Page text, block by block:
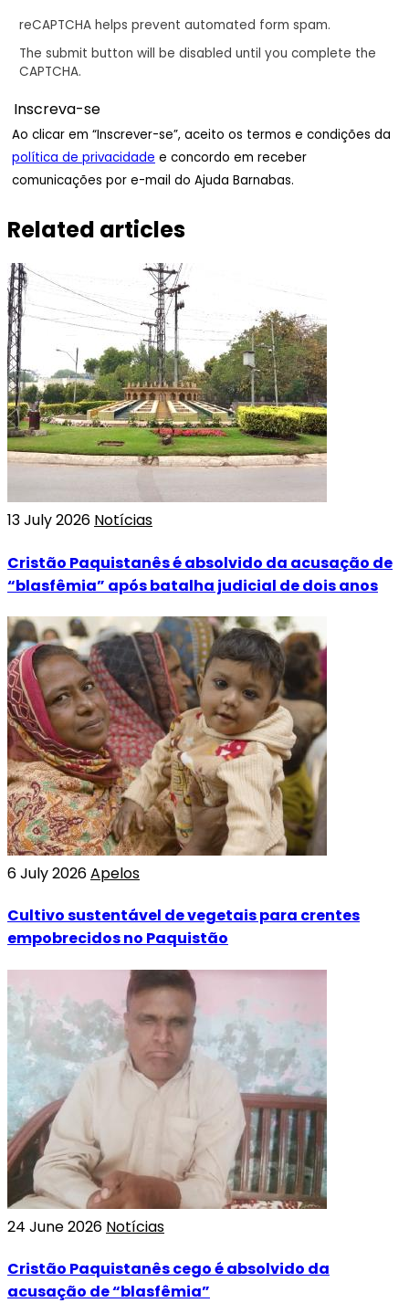
reCAPTCHA helps prevent automated form spam.
The submit button will be disabled until you complete the
CAPTCHA.
Ao clicar em “Inscrever-se”, aceito os termos e condições da
política de privacidade e concordo em receber
comunicações por e-mail do Ajuda Barnabas.
Related articles
13 July 2026 Notícias
Cristão Paquistanês é absolvido da acusação de
“blasfêmia” após batalha judicial de dois anos
6 July 2026Apelos
Cultivo sustentável de vegetais para crentes
empobrecidos no Paquistão
24 June 2026 Notícias
Cristão Paquistanês cego é absolvido da
acusação de “blasfêmia”